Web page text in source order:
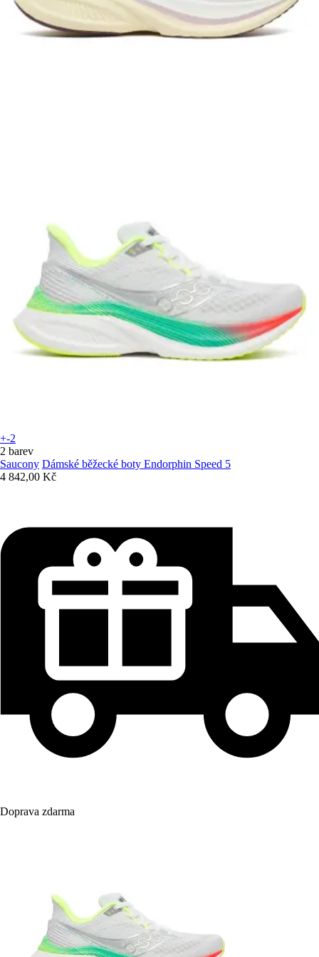
+-2
2 barev
Saucony Dámské běžecké boty Endorphin Speed 5
4 842,00 Kč
Doprava zdarma